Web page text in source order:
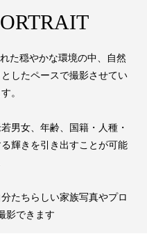
た穏やかな環境の中、自然
したペースで撮影させてい
。
男女、年齢、国籍・人種・
輝きを引き出すことが可能
たちらしい家族写真やプロ
影できます